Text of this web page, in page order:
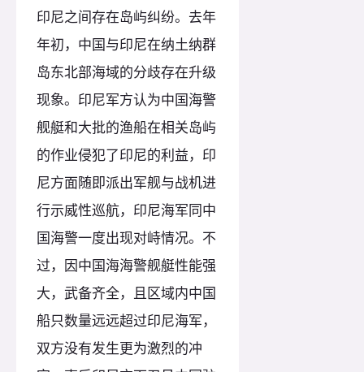
印尼之间存在岛屿纠纷。去年
年初，中国与印尼在纳土纳群
岛东北部海域的分歧存在升级
现象。印尼军方认为中国海警
舰艇和大批的渔船在相关岛屿
的作业侵犯了印尼的利益，印
尼方面随即派出军舰与战机进
行示威性巡航，印尼海军同中
国海警一度出现对峙情况。不
过，因中国海海警舰艇性能强
大，武备齐全，且区域内中国
船只数量远远超过印尼海军，
双方没有发生更为激烈的冲